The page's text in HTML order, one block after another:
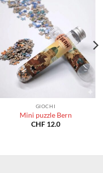
GIOCHI
Mini puzzle Bern
CHF12.0